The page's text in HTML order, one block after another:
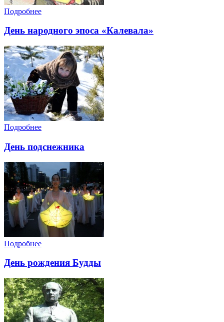
Подробнее
День народного эпоса «Калевала»
Подробнее
День подснежника
Подробнее
День рождения Будды